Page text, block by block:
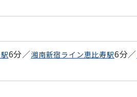
6分／湘南新宿ライン恵比寿駅6分／